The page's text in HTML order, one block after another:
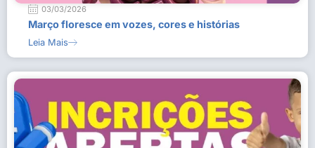
03/03/2026
Março floresce em vozes, cores e histórias
Leia Mais